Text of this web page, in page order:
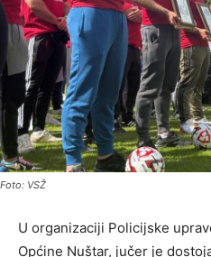
Foto: VSŽ
U organizaciji Policijske
Općine Nuštar, jučer je